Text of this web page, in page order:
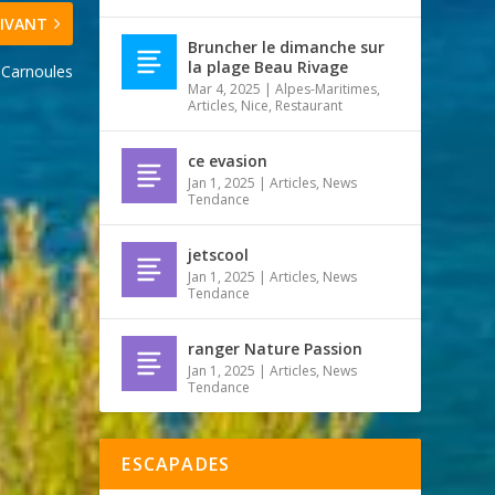
Carnoules
Bruncher le dimanche sur
la plage Beau Rivage
Mar 4, 2025 |Alpes-Maritimes,
Articles, Nice, Restaurant
ce evasion
Jan 1, 2025 |Articles, News
Tendance
jetscool
Jan 1, 2025 |Articles, News
Tendance
ranger Nature Passion
Jan 1, 2025 |Articles, News
Tendance
ESCAPADES